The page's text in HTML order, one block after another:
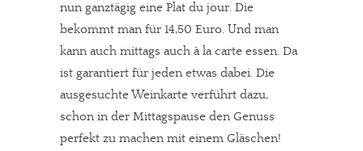
nun ganztägig eine Plat du jour. Die
bekommt man für 14,50 Euro. Und man
kann auch mittags auch à la carte essen. Da
ist garantiert für jeden etwas dabei. Die
ausgesuchte Weinkarte verführt dazu,
schon in der Mittagspause den Genuss
perfekt zu machen mit einem Gläschen!